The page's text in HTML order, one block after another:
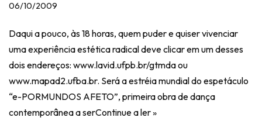
06/10/2009
Daqui a pouco, às 18 horas, quem puder e quiser vivenciar
uma experiência estética radical deve clicar em um desses
dois endereços: www.lavid.ufpb.br/gtmda ou
www.mapad2.ufba.br. Será a estréia mundial do espetáculo
“e-PORMUNDOS AFETO”, primeira obra de dança
contemporânea a serContinue a ler »